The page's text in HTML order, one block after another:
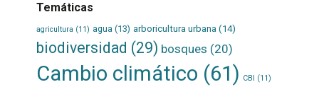
Temáticas
agricultura (11) agua (13) arboricultura urbana(14)
biodiversidad (29) bosques (20)
Cambio climático (61) CBI (11)